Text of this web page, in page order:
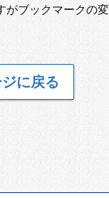
ブックマークの
ジに戻る